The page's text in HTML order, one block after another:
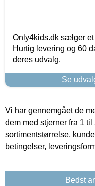
Only4kids.dk sælger
Hurtig levering og 60
deres udvalg.
Se
Vi har gennemgået de
dem med stjerner fra 1
sortimentstørrelse,
betingelser,
Bedst